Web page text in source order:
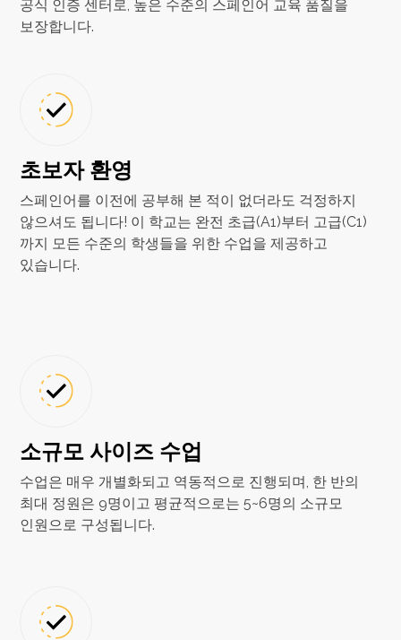
공식 인증 센터로, 높은 수준의 스페인어 교육 품질을
보장합니다.
초보자 환영
스페인어를 이전에 공부해 본 적이 없더라도 걱정하지
않으셔도 됩니다! 이 학교는 완전 초급(A1)부터 고급(C1)
까지 모든 수준의 학생들을 위한 수업을 제공하고
있습니다.
소규모 사이즈 수업
수업은 매우 개별화되고 역동적으로 진행되며, 한 반의
최대 정원은 9명이고 평균적으로는 5~6명의 소규모
인원으로 구성됩니다.